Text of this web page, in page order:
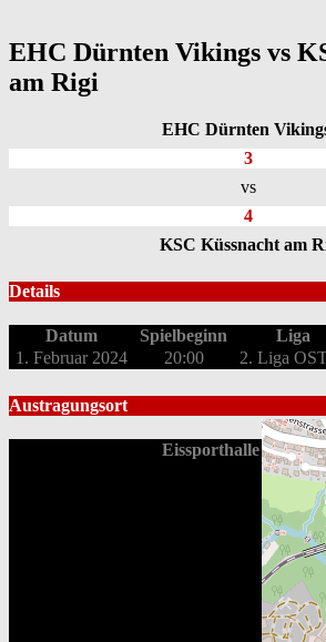
EHC Dürnten Vikings vs
am Rigi
EHC Dürnten
3
vs
4
KSC Küssnacht am
Details
Datum Spielbeginn Liga
1. Februar 2024
20:00 2. Liga
Austragungsort
Eissporthalle